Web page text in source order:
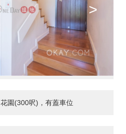
>
園(300呎)，有蓋車位